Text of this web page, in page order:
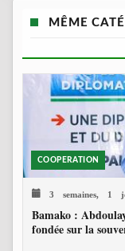
MÊME
COOPERATION
3 semaines, 1
Bamako :
fondée sur la